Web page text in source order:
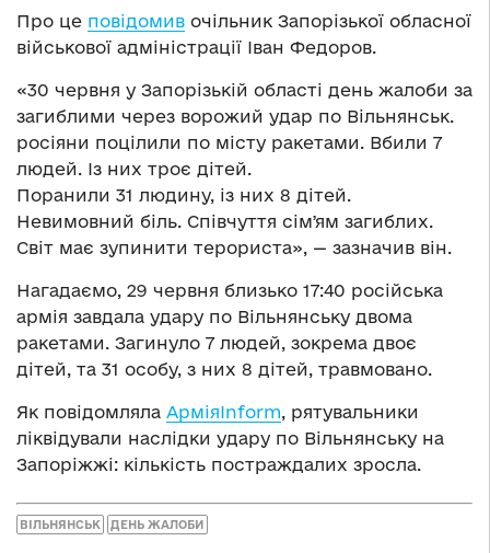
Про це повідомив очільник Запорізької обласної
військової адміністрації Іван Федоров.
«30 червня у Запорізькій області день жалоби за
загиблими через ворожий удар по Вільнянськ.
росіяни поцілили по місту ракетами. Вбили 7
людей. Із них троє дітей.
Поранили 31 людину, із них 8 дітей.
Невимовний біль. Співчуття сімʼям загиблих.
Світ має зупинити терориста», — зазначив він.
Нагадаємо, 29 червня близько 17:40 російська
армія завдала удару по Вільнянську двома
ракетами. Загинуло 7 людей, зокрема двоє
дітей, та 31 особу, з них 8 дітей, травмовано.
Як повідомляла АрміяInform , рятувальники
ліквідували наслідки удару по Вільнянську на
Запоріжжі: кількість постраждалих зросла.
ВІЛЬНЯНСЬК ДЕНЬ ЖАЛОБИ